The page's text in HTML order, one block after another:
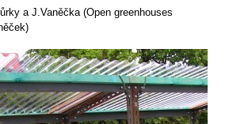
a J.Vaněčka (Open greenhouses